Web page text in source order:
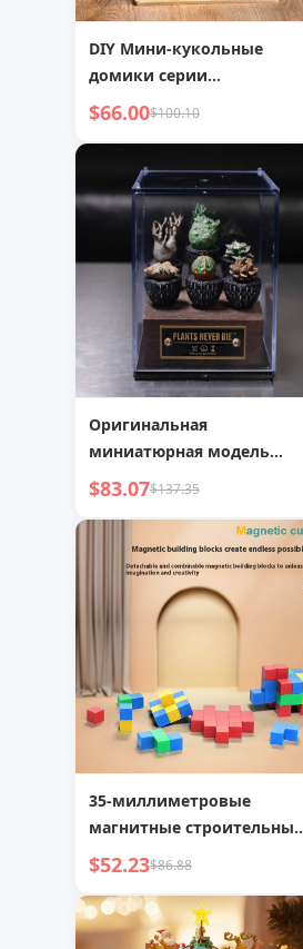
DIY Мини-кукольные
домики серии
«Загадочные архивы»,
наборы для сцен, модели
$66.00$100.10
Оригинальная
миниатюрная модель
каудексного растения,
ручной работы из
хлопчатобумажного
шарика
$83.07$137.35
35-миллиметровые
магнитные строительные
блоки, волшебный куб,
магнитные квадраты,
геометрические фигуры,
детская развивающая
$52.23$86.88